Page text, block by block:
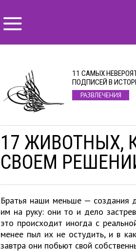
11 САМЫХ
ПОДПИСЕЙ В
РАЗВЛЕЧЕНИЯ
17 ЖИВОТНЫХ,
СВОЕМ
Братья наши меньше — создания
им на руку: они то и дело
это происходит иногда с
менее пыл их не остудить, и в
завтра они побьют свой